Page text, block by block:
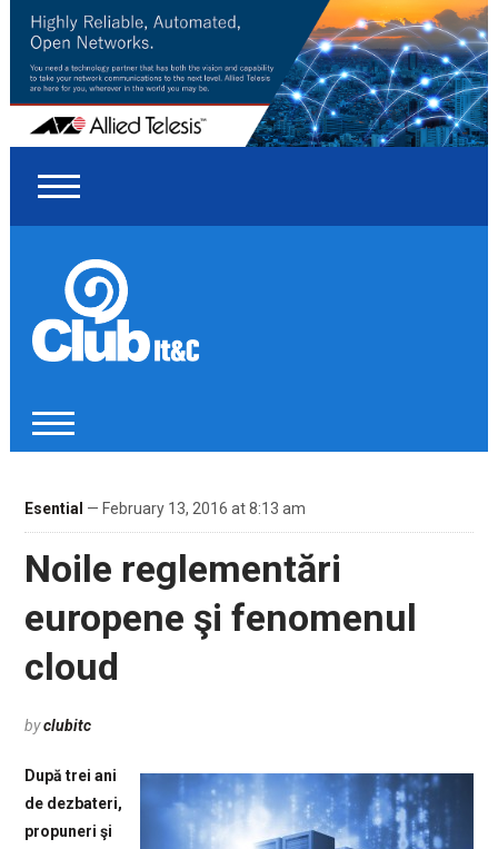
Esential — February 13, 2016 at 8:13 am
Noile reglementări
europene şi fenomenul
cloud
byclubitc
După trei ani
de dezbateri,
propuneri şi